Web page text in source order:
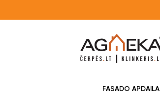
FASADO APDAILA